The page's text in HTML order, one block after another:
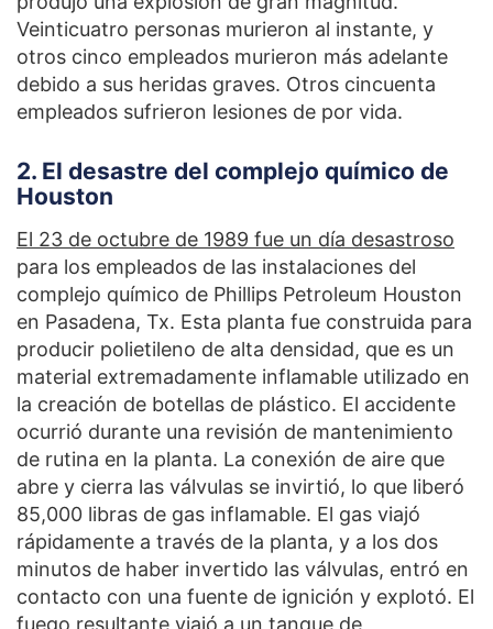
Veinticuatro personas murieron al instante, y
otros cinco empleados murieron más adelante
debido a sus heridas graves. Otros cincuenta
empleados sufrieron lesiones de por vida.
2. El desastre del complejo químico de
Houston
El 23 de octubre de 1989 fue un día desastroso
para los empleados de las instalaciones del
complejo químico de Phillips Petroleum Houston
en Pasadena, Tx. Esta planta fue construida para
producir polietileno de alta densidad, que es un
material extremadamente inflamable utilizado en
la creación de botellas de plástico. El accidente
ocurrió durante una revisión de mantenimiento
de rutina en la planta. La conexión de aire que
abre y cierra las válvulas se invirtió, lo que liberó
85,000 libras de gas inflamable. El gas viajó
rápidamente a través de la planta, y a los dos
minutos de haber invertido las válvulas, entró en
contacto con una fuente de ignición y explotó. El
fuego resultante viajó a un tanque de